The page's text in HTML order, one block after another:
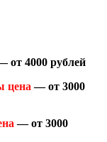
от 4000 рублей
цена — от 3000
— от 3000